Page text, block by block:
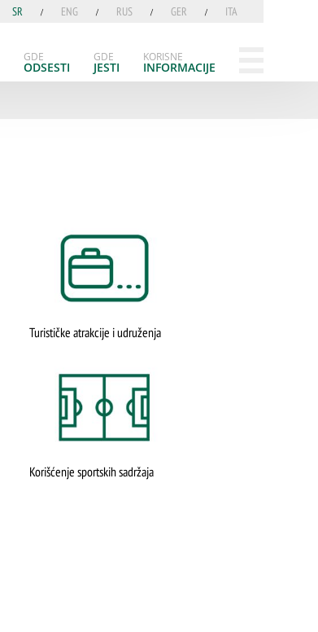
SR ENG RUS GER ITA
GDE
ODSESTI
GDE
JESTI
KORISNE
INFORMACIJE
Turističke atrakcije i udruženja
Korišćenje sportskih sadržaja
VIDETI